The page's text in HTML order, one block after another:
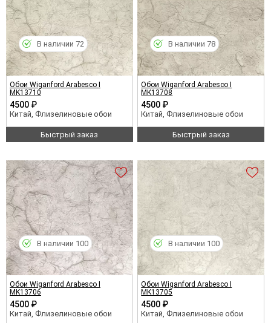
Обои Wiganford Arabesco I
MK13710
4500 ₽
Китай, Флизелиновые обои
Быстрый заказ
В наличии 72
Обои Wiganford Arabesco I
MK13708
4500 ₽
Китай, Флизелиновые обои
Быстрый заказ
В наличии 78
Обои Wiganford Arabesco I
MK13706
4500 ₽
Китай, Флизелиновые обои
В наличии 100
Обои Wiganford Arabesco I
MK13705
4500 ₽
Китай, Флизелиновые обои
В наличии 100